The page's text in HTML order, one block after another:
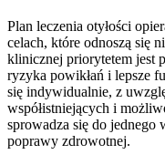
Plan leczenia otyłości
celach, które odnoszą się
klinicznej priorytetem jest
ryzyka powikłań i lepsze
się indywidualnie, z
współistniejących i
sprowadza się do jednego
poprawy zdrowotnej.